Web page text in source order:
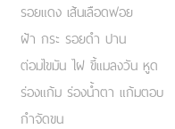
รอยแดง เส้นเลือดฟอย
ฝ้า กระ รอยดำ ปาน
ต่อมไขมัน ไฝ ขี้แมลงวัน หูด
ร่องแก้ม ร่องน้ำตา แก้มตอบ
กำจัดขน